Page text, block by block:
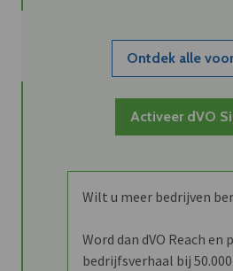
Ontdek alle
Activeer dVO
Wilt u meer bedrijven
Word dan dVO Reach
bedrijfsverhaal bij